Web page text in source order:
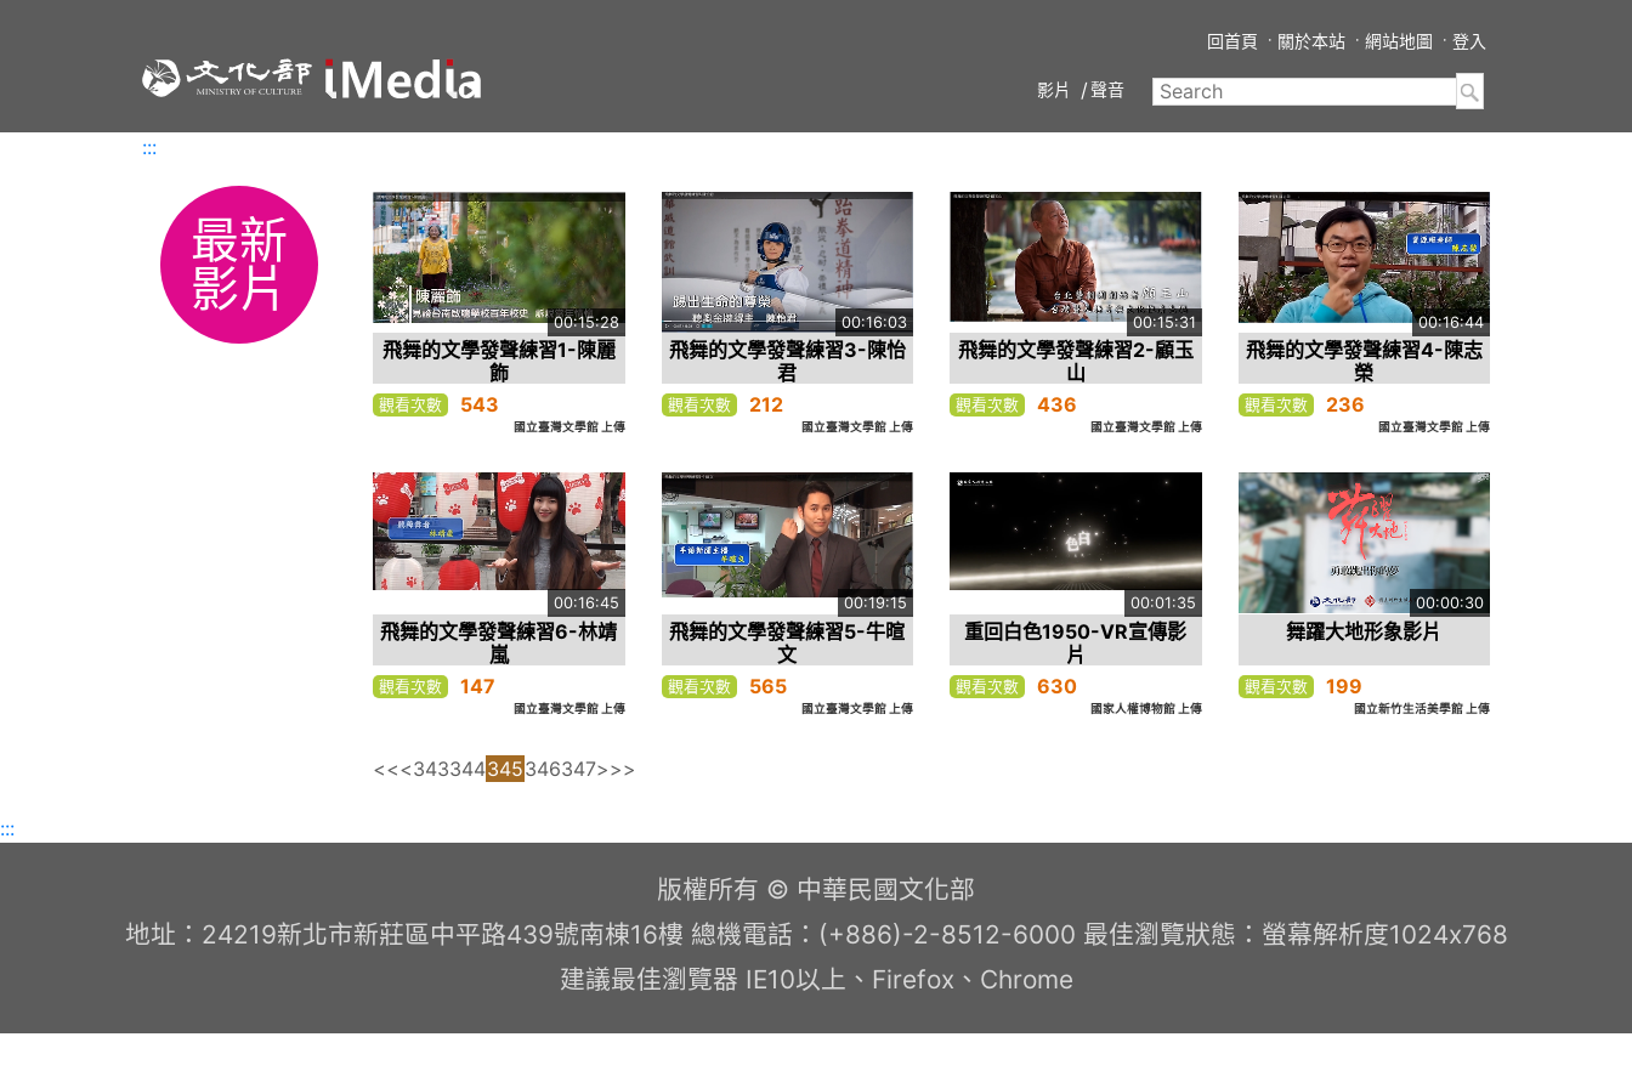
:::
回首頁 關於本站 網站地圖 登入
影片 聲音
:::
最新
影片
00:15:28
飛舞的文學發聲練習1-陳麗
飾
觀看次數 543
國立臺灣文學館 上傳
00:16:03
飛舞的文學發聲練習3-陳怡
君
觀看次數 212
國立臺灣文學館 上傳
00:15:31
飛舞的文學發聲練習2-顧玉
山
觀看次數 436
國立臺灣文學館 上傳
00:16:44
飛舞的文學發聲練習4-陳志
榮
觀看次數 236
國立臺灣文學館 上傳
00:16:45
飛舞的文學發聲練習6-林靖
嵐
觀看次數 147
國立臺灣文學館 上傳
00:19:15
飛舞的文學發聲練習5-牛暄
文
觀看次數 565
國立臺灣文學館 上傳
00:01:35
重回白色1950-VR宣傳影
片
觀看次數 630
國家人權博物館 上傳
00:00:30
舞躍大地形象影片
觀看次數 199
國立新竹生活美學館 上傳
<<<343344345346347>>>
:::
版權所有 © 中華民國文化部
地址：24219新北市新莊區中平路439號南棟16樓 總機電話：(+886)-2-8512-6000 最佳瀏覽狀態：螢幕解析度1024x768
建議最佳瀏覽器 IE10以上、Firefox、Chrome